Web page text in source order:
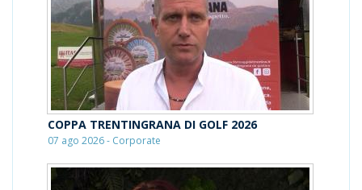
COPPA TRENTINGRANA DI GOLF 2026
07 ago 2026 - Corporate